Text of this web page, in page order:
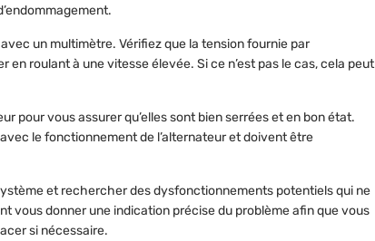
un multimètre. Vérifiez que la tension fournie par
en roulant à une vitesse élevée. Si ce n’est pas le cas,cela peut
pourvous assurer qu’elles sont bien serréeset en bon état.
le fonctionnement de l’alternateur et doivent être
et rechercherdes dysfonctionnements potentiels qui ne
vous donner une indication précise du problème afin que vous
si nécessaire.